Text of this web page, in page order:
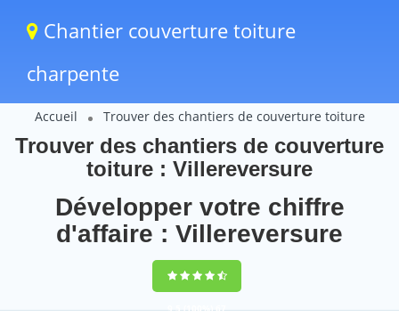
Chantier couverture toiture
charpente
Accueil Trouver des chantiers de couverture toiture
Trouver des chantiers de couverture
toiture : Villereversure
Développer votre chiffre
d'affaire : Villereversure
9,5(100%)67